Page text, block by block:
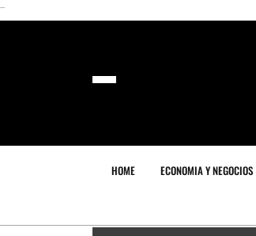
```
HOME ECONOMIA Y NEGOCIOS